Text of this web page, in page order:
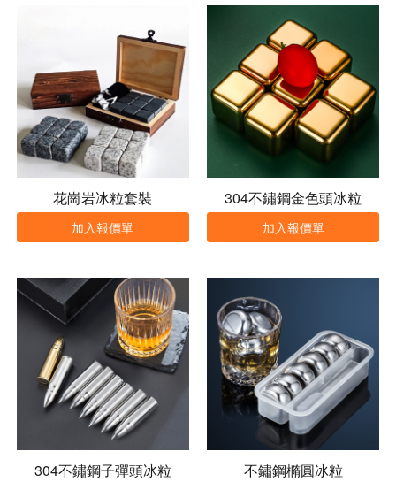
花崗岩冰粒套裝
加入報價單
304不鏽鋼金色頭冰粒
加入報價單
304不鏽鋼子彈頭冰粒 不鏽鋼橢圓冰粒